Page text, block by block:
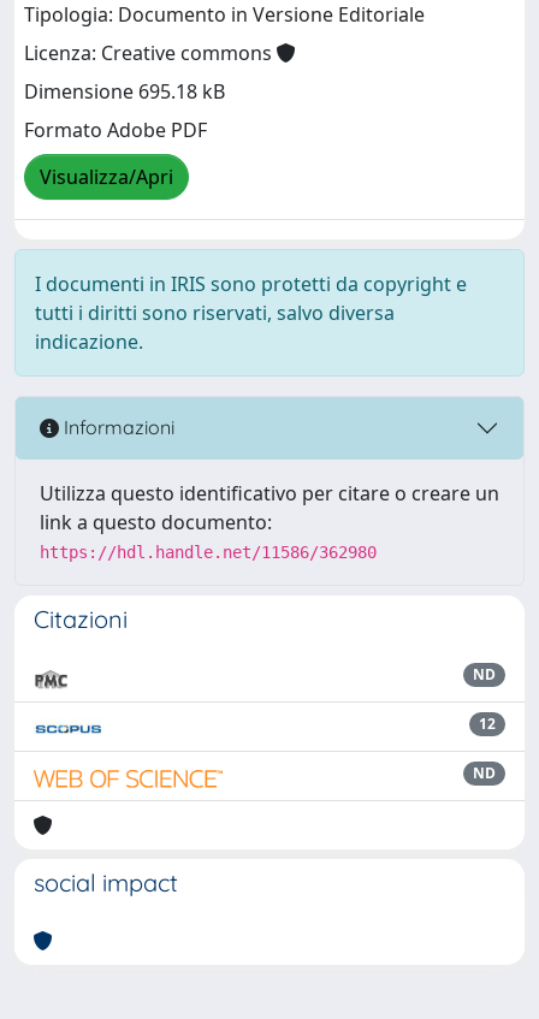
Tipologia: Documento in Versione Editoriale
Licenza: Creative commons
Dimensione 695.18 kB
Formato Adobe PDF
Visualizza/Apri
I documenti in IRIS sono protetti da copyright e
tutti i diritti sono riservati, salvo diversa
indicazione.
Informazioni
Utilizza questo identificativo per citare o creare un
link a questo documento:
https://hdl.handle.net/11586/362980
Citazioni
ND
12
ND
social impact